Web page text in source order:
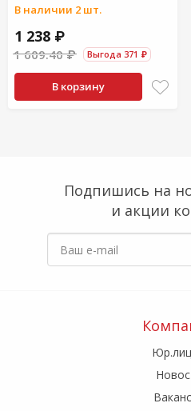
В наличии 2 шт.
1 238 ₽
1 609.40 ₽ Выгода 371 ₽
В корзину
Подпишись на
и акции